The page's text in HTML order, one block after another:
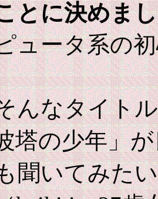
とに決めま
ュータ系の
んなタイト
塔の少年」
聞いてみた